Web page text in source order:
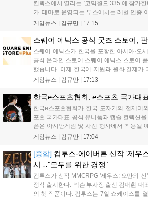
킨텍스에서 열리는 ‘코믹월드 335’에 참가
가’ 테마로 운영되는 부스에서는 레벨 인증
프레 모델 포토존 등 다채로운 행사가 진행
세한 정보는 공식 커뮤니티에서 확인 가능하
게임뉴스 | 김규만 | 17:15
스퀘어 에닉스 공식 굿즈 스토어,
스퀘어 에닉스가 한국을 포함한 아시아·오
공식 온라인 스토어 스퀘어 에닉스 스토어
했습니다. 이제 한국어 지원과 원화 결제가
어 등 주요 게임의 피규어, 굿즈를 구매할 수
용 가능합니다....
게임뉴스 | 김규만 | 17:13
한국e스포츠협회, e스포츠 국가대
한국e스포츠협회가 한국 도자기의 절제미
포츠 국가대표 공식 유니폼과 캡슐 컬렉션
폼은 아시안게임 및 사전 행사에서 착용될
구성된 컬렉션은 오는 8월 28일부터 골스
서는 대회 규정에 따라 별도의 유니폼을 착용
게임뉴스 | 김규만 | 17:04
[종합] 컴투스-에이버튼 신작 '제우
시…"모두를 위한 경쟁"
컴투스가 신작 MMORPG '제우스: 오만의
정식 출시한다. 넥슨 부사장 출신 김대훤 대
의 첫 작품이다. 컴투스는 7일 쇼케이스를